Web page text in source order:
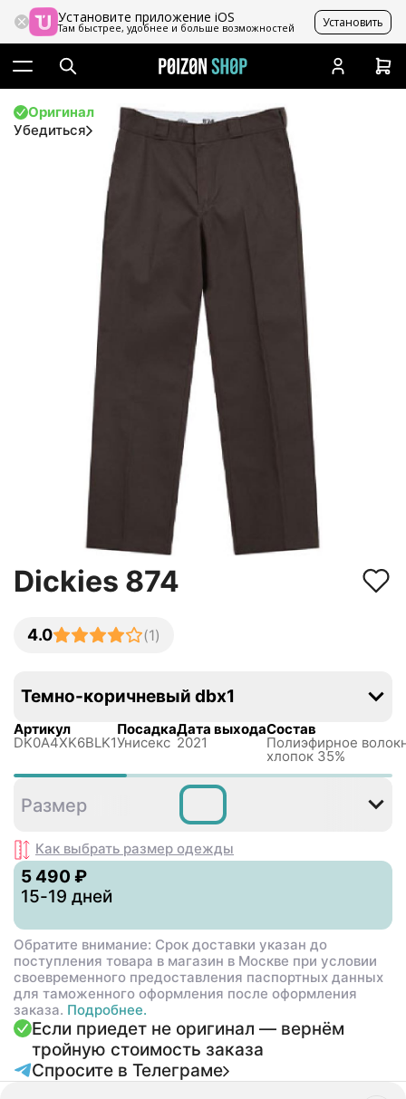
Установите приложение iOS
Там быстрее, удобнее и больше возможностей Установить
Оригинал
Убедиться
Dickies 874
4.0 (1)
Темно-коричневый dbx1
Артикул
DK0A4XK6BLK1
Посадка
Унисекс
Дата выхода
2021
Состав
Полиэфирное
хлопок 35%
32
Размер
Как выбрать размер одежды
5 490 ₽
15-19 дней
Обратите внимание: Срок доставки указан до
поступления товара в магазин в Москве при условии
своевременного предоставления паспортных данных
для таможенного оформления после оформления
заказа. Подробнее.
Если приедет не оригинал — вернём
тройную стоимость заказа
Спросите в Телеграме